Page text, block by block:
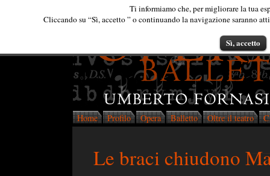
Ti informiamo che, per migliorare la tua
Cliccando su “Sì, accetto ” o continuando la navigazione saranno
Sì, accetto
Home Profilo Opera Balletto Oltre il teatro
Le braci chiudono